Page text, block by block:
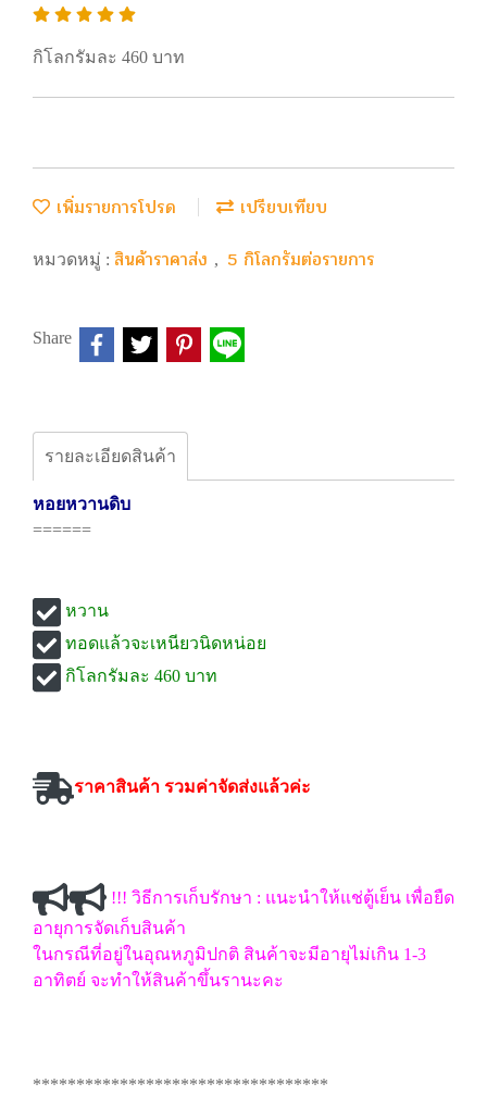
กิโลกรัมละ 460 บาท
เพิ่มรายการโปรด เปรียบเทียบ
หมวดหมู่ : สินค้าราคาส่ง , 5 กิโลกรัมต่อรายการ
Share
รายละเอียดสินค้า
หอยหวานดิบ
======
หวาน
ทอดแล้วจะเหนียวนิดหน่อย
กิโลกรัมละ 460 บาท
ราคาสินค้า รวมค่าจัดส่งแล้วค่ะ
!!! วิธีการเก็บรักษา : แนะนำให้แช่ตู้เย็น เพื่อยืด
อายุการจัดเก็บสินค้า
ในกรณีที่อยู่ในอุณหภูมิปกติ สินค้าจะมีอายุไม่เกิน 1-3
อาทิตย์ จะทำให้สินค้าขึ้นรานะคะ
**********************************